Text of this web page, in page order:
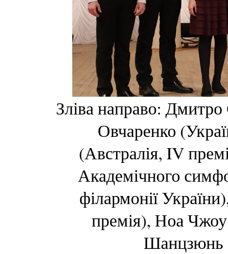
Зліва направо: Дмитро
Овчаренко
(Австралія, IV
Академічного
філармонії
премія), Ноа Чжоу
Шанцзюнь